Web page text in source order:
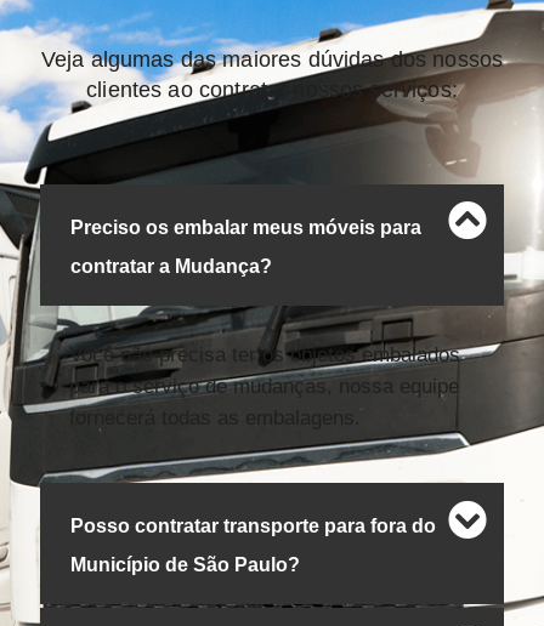
Veja algumas das maiores dúvidas dos nossos
clientes ao contratar nossos serviços:
Preciso os embalar meus móveis para
contratar a Mudança?
Você não precisa ter os objetos embalados
para o serviço de mudanças, nossa equipe
fornecerá todas as embalagens.
Posso contratar transporte para fora do
Município de São Paulo?